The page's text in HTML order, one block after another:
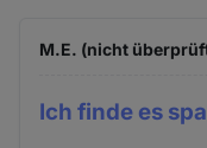
M.E. (nicht
Ich finde es